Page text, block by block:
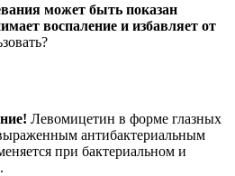
может быть показан
воспаление и избавляет от
Левомицетин в форме глазных
антибактериальным
при бактериальном и